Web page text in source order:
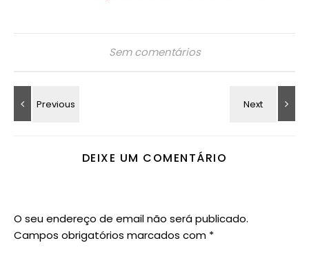
Sem comentários
DEIXE UM COMENTÁRIO
O seu endereço de email não será publicado.
Campos obrigatórios marcados com *